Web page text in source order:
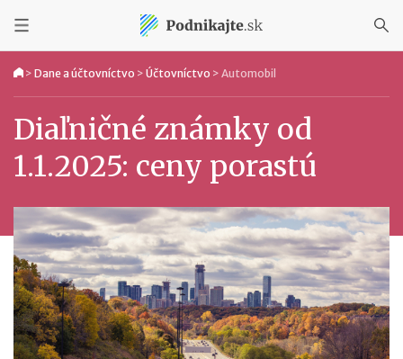
> Dane a účtovníctvo > Účtovníctvo > Automobil
Diaľničné známky od
1.1.2025: ceny porastú